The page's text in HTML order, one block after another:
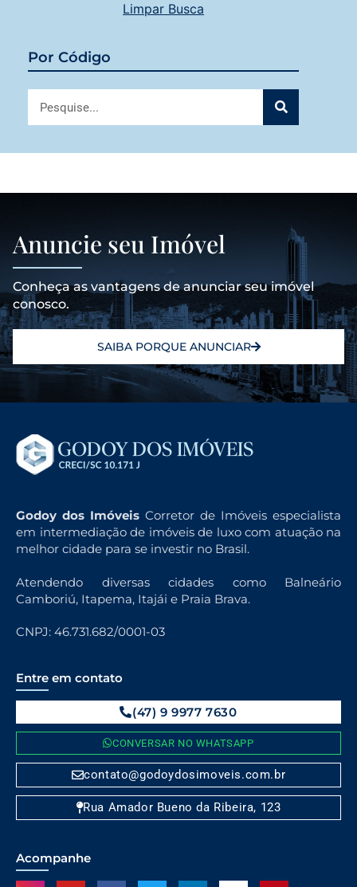
Limpar Busca
Por Código
Anuncie seu Imóvel
Conheça as vantagens de anunciar seu imóvel
conosco.
SAIBA PORQUE ANUNCIAR
Godoy dos Imóveis Corretor de Imóveis especialista
em intermediação de imóveis de luxo com atuação na
melhor cidade para se investir no Brasil.
Atendendo diversas cidades como Balneário
Camboriú, Itapema, Itajái e Praia Brava.
CNPJ: 46.731.682/0001-03
Entre em contato
(47) 9 9977 7630
CONVERSAR NO WHATSAPP
contato@godoydosimoveis.com.br
Rua Amador Bueno da Ribeira, 123
Acompanhe